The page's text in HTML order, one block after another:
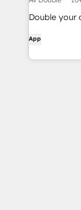
Double your
App